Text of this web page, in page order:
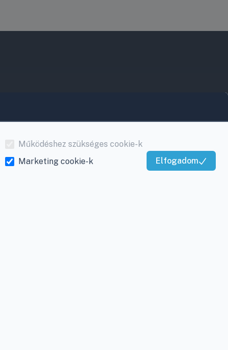
Működéshez szükséges cookie-k
Marketing cookie-k
Elfogadom